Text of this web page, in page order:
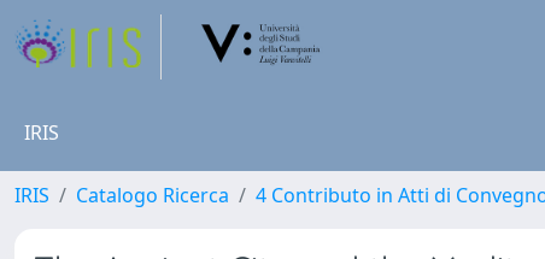
IRIS
IRIS Catalogo Ricerca 4 Contributo in Atti di